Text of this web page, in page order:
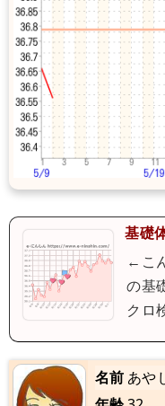
基礎
←こ
の基
クロ
名前 あや